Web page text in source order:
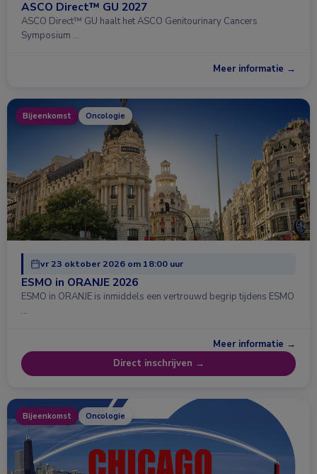
ASCO Direct™ GU 2027
ASCO Direct™ GU haalt het ASCO Genitourinary Cancers
Symposium …
Meer informatie →
Bijeenkomst Oncologie
vr 23 oktober 2026 om 18:00 uur
ESMO in ORANJE 2026
ESMO in ORANJE is inmiddels een vertrouwd begrip tijdens ESMO
…
Meer informatie →
Direct inschrijven →
Bijeenkomst Oncologie